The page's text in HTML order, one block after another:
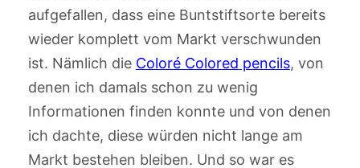
aufgefallen, dass eine Buntstiftsorte bereits
wieder komplett vom Markt verschwunden
ist. Nämlich die Coloré Colored pencils, von
denen ich damals schon zu wenig
Informationen finden konnte und von denen
ich dachte, diese würden nicht lange am
Markt bestehen bleiben. Und so war es